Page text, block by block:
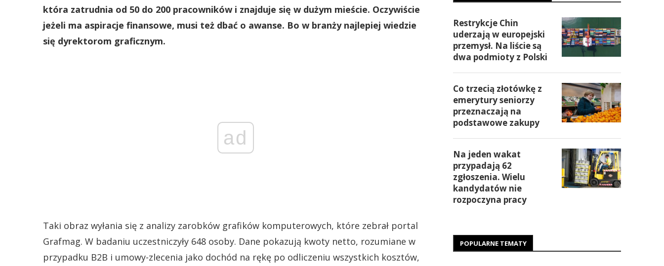
która zatrudnia od 50 do 200 pracowników i znajduje się w dużym mieście. Oczywiście
jeżeli ma aspiracje finansowe, musi też dbać o awanse. Bo w branży najlepiej wiedzie
się dyrektorom graficznym.
ad
Taki obraz wyłania się z analizy zarobków grafików komputerowych, które zebrał portal
Grafmag. W badaniu uczestniczyły 648 osoby. Dane pokazują kwoty netto, rozumiane w
przypadku B2B i umowy-zlecenia jako dochód na rękę po odliczeniu wszystkich kosztów,
Restrykcje Chin
uderzają w europejski
przemysł. Na liście są
dwa podmioty z Polski
Co trzecią złotówkę z
emerytury seniorzy
przeznaczają na
podstawowe zakupy
Na jeden wakat
przypadają 62
zgłoszenia. Wielu
kandydatów nie
rozpoczyna pracy
POPULARNE TEMATY